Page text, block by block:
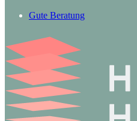
Gute Beratung